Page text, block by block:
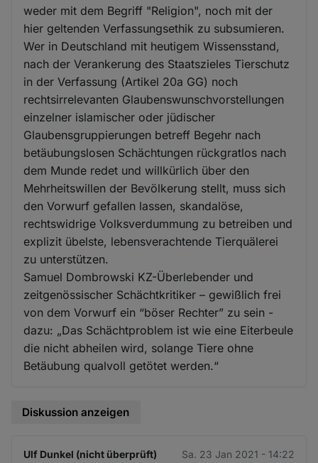
weder mit dem Begriff "Religion", noch mit der
hier geltenden Verfassungsethik zu subsumieren.
Wer in Deutschland mit heutigem Wissensstand,
nach der Verankerung des Staatszieles Tierschutz
in der Verfassung (Artikel 20a GG) noch
rechtsirrelevanten Glaubenswunschvorstellungen
einzelner islamischer oder jüdischer
Glaubensgruppierungen betreff Begehr nach
betäubungslosen Schächtungen rückgratlos nach
dem Munde redet und willkürlich über den
Mehrheitswillen der Bevölkerung stellt, muss sich
den Vorwurf gefallen lassen, skandalöse,
rechtswidrige Volksverdummung zu betreiben und
explizit übelste, lebensverachtende Tierquälerei
zu unterstützen.
Samuel Dombrowski KZ-Überlebender und
zeitgenössischer Schächtkritiker – gewißlich frei
von dem Vorwurf ein “böser Rechter” zu sein -
dazu: „Das Schächtproblem ist wie eine Eiterbeule
die nicht abheilen wird, solange Tiere ohne
Betäubung qualvoll getötet werden.“
Diskussion anzeigen
Ulf Dunkel (nicht überprüft) Sa. 23 Jan 2021 - 14:22